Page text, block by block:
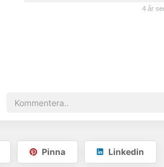
4 år
Pinna Linkedin